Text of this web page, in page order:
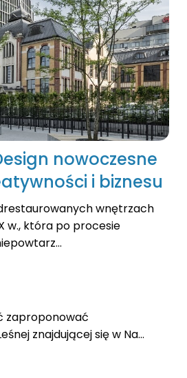
nowoczesne
i biznesu
wnętrzach
w., która po procesie
zaproponować
znajdującej się w Na...